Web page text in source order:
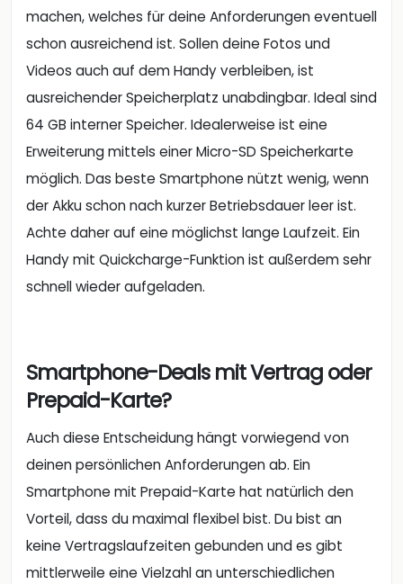
machen, welches für deine Anforderungen eventuell
schon ausreichend ist. Sollen deine Fotos und
Videos auch auf dem Handy verbleiben, ist
ausreichender Speicherplatz unabdingbar. Ideal sind
64 GB interner Speicher. Idealerweise ist eine
Erweiterung mittels einer Micro-SD Speicherkarte
möglich. Das beste Smartphone nützt wenig, wenn
der Akku schon nach kurzer Betriebsdauer leer ist.
Achte daher auf eine möglichst lange Laufzeit. Ein
Handy mit Quickcharge-Funktion ist außerdem sehr
schnell wieder aufgeladen.
Smartphone-Deals mit Vertrag oder
Prepaid-Karte?
Auch diese Entscheidung hängt vorwiegend von
deinen persönlichen Anforderungen ab. Ein
Smartphone mit Prepaid-Karte hat natürlich den
Vorteil, dass du maximal flexibel bist. Du bist an
keine Vertragslaufzeiten gebunden und es gibt
mittlerweile eine Vielzahl an unterschiedlichen